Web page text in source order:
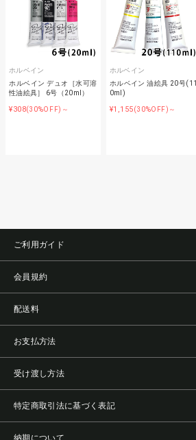
ホルベイン
ホルベイン デュオ［水可溶
性油絵具］ 6号（20ml）
¥308(30%OFF)～
ホルベイン
ホルベイン 油絵具 20号(11
0ml)
¥1,155(30%OFF)～
ご利用ガイド
会員規約
配送料
お支払方法
受け渡し方法
特定商取引法に基づく表記
納期について